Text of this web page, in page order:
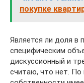
покупке
Является ли доля в
специфическим
дискуссионный и
считаю, что нет.